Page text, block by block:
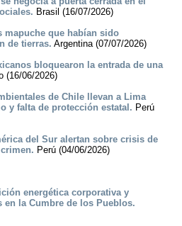
Brasil (16/07/2026)
que habían sido
de tierras. Argentina (07/07/2026)
bloquearon la entrada de una
(16/06/2026)
de Chile llevan a Lima
y falta de protección estatal. Perú
del Sur alertan sobre crisis de
Perú (04/06/2026)
energética corporativa y
la Cumbre de los Pueblos.